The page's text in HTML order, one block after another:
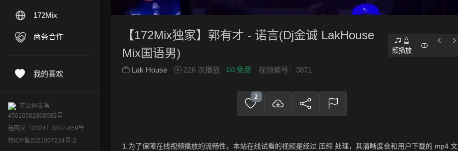
172Mix
商务合作
我的喜欢
桂公网安备
45010502000982号
桂网文〔2024〕3347-059号
桂ICP备2021007224号-2
【172Mix独家】郭有才 - 诺言(Dj金诚 LakHouse
Mix国语男)
Lak House 226 次播放 免费 视频编号：3871
音
频播放
2
1.为了保障在线视频播放的流畅性，本站在线试看的视频是经过 压缩 处理，其清晰度会和用户下载的 mp4 文